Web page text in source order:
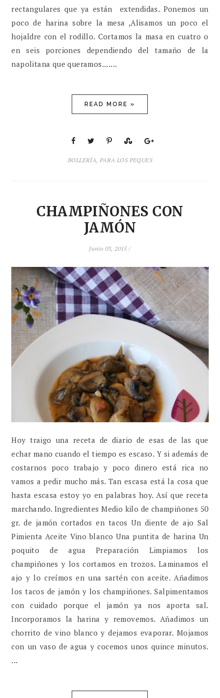
rectangulares que ya están extendidas. Ponemos un
poco de harina sobre la mesa ,Alisamos un poco el
hojaldre con el rodillo. Cortamos la masa en cuatro o
en seis porciones dependiendo del tamaño de la
napolitana que queramos.......
READ MORE »
BOLLERÍA, PARA LOS PEQUES
CHAMPIÑONES CON
JAMÓN
Junio 03, 2015 /
Hoy traigo una receta de diario de esas de las que
echar mano cuando el tiempo es escaso. Y si además de
costarnos poco trabajo y poco dinero está rica no
vamos a pedir mucho más. Tan escasa está la cosa que
hasta escasa estoy yo en palabras hoy. Así que receta
marchando. Ingredientes Medio kilo de champiñones 50
gr. de jamón cortados en tacos Un diente de ajo Sal
Pimienta Aceite Vino blanco Una puntita de harina Un
poquito de agua Preparación Limpiamos los
champiñones y los cortamos en trozos. Laminamos el
ajo y lo creímos en una sartén con aceite. Añadimos
los tacos de jamón y los champiñones. Salpimentamos
con cuidado porque el jamón ya nos aporta sal.
Incorporamos la harina y removemos. Añadimos un
chorrito de vino blanco y dejamos evaporar. Mojamos
con un vaso de agua y cocemos unos quince minutos.
...